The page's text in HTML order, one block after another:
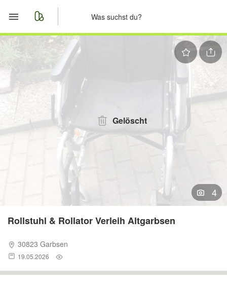
Start
Merkliste
Nachrichten
Anzeige aufgeben Gelöscht
4
Rollstuhl & Rollator Verleih Altgarbsen
30823 Garbsen
19.05.2026